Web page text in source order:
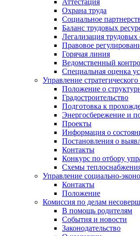
Аттестация
Охрана труда
Социальное
Баланс трудовых
Легализация
Правовое
Горячая линия
Ведомственный
Специальная оценка
Управление
Положение о
Градостроительство
Подготовка к
Энергосбережение и
Проекты
Информация о
Постановления о
Контакты
Конкурс по отбору
Схемы
Управление социально-
Контакты
Положение
Комиссия по делам
В помощь родителям
События и новости
Законодательство